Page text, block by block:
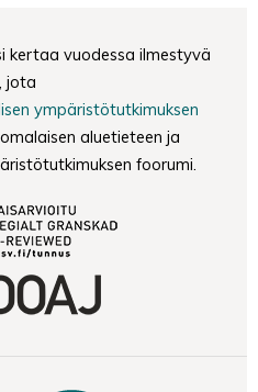
kertaa vuodessa ilmestyvä
jota
ympäristötutkimuksen
aluetieteen ja
foorumi.